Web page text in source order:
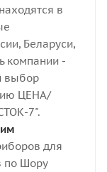
в
Беларуси,
компании -
выбор
ЦЕНА/
7".
для
по Шору